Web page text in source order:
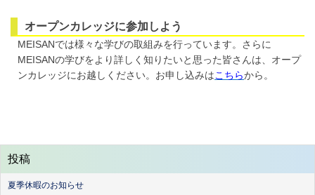
オープンカレッジに参加しよう
MEISANでは様々な学びの取組みを行っています。さらに
MEISANの学びをより詳しく知りたいと思った皆さんは、オープ
ンカレッジにお越しください。お申し込みはこちらから。
投稿
夏季休暇のお知らせ